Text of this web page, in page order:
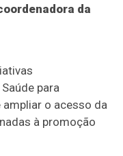
da
para
o acesso da
à promoção